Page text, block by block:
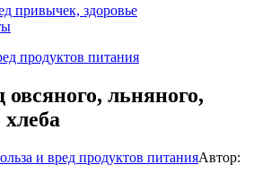
привычек, здоровье
продуктов питания
льняного,
и вред продуктов питанияАвтор: